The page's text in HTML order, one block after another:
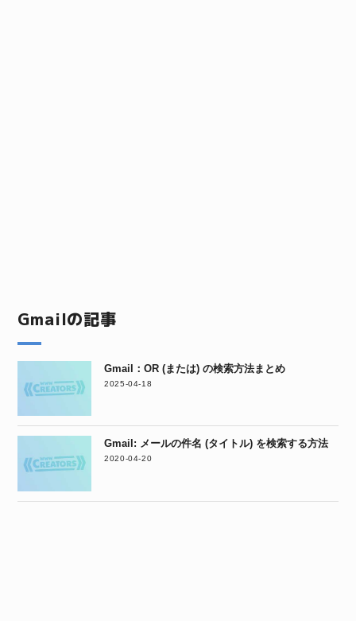
Gmailの記事
Gmail：OR (または) の検索方法まとめ
2025-04-18
Gmail: メールの件名 (タイトル) を検索する方法
2020-04-20